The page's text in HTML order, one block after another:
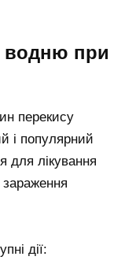
водню при
перекису
і популярний
для лікування
дії: